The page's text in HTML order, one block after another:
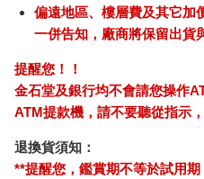
偏遠地區、樓層費及其它加
一併告知，廠商將保留出貨
提醒您！！
金石堂及銀行均不會請您操作
ATM提款機，請不要聽從指示
退換貨須知：
**提醒您，鑑賞期不等於試用